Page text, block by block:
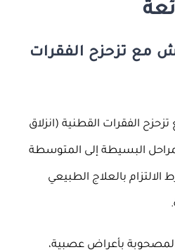
مع تزحزح الفقرات
الفقرات القطنية (انزلاق
البسيطة إلى المتوسطة
الالتزام بالعلاج الطبيعي
المصحوبة بأعراض عصبية،